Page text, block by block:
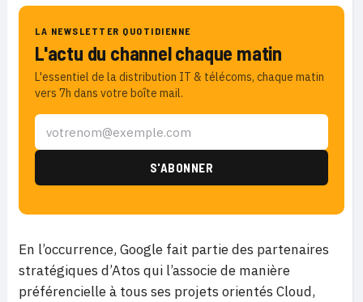
LA NEWSLETTER QUOTIDIENNE
L'actu du channel chaque matin
L'essentiel de la distribution IT & télécoms, chaque matin
vers 7h dans votre boîte mail.
En l’occurrence, Google fait partie des partenaires
stratégiques d’Atos qui l’associe de manière
préférencielle à tous ses projets orientés Cloud,